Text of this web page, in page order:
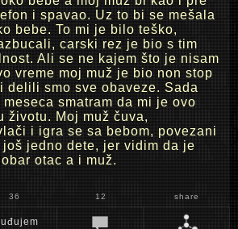
i spavao. Uz to bi se mešala
bebe. To mi je bilo teško,
carski rez je bio s tim
Ali se ne kajem što je nisam
vreme moj muž je bio non stop
delili smo sve obaveze. Sada
smatram da mi je ovo
životu. Moj muž čuva,
i igra se sa bebom, povezani
jedno dete, jer vidim da je
otac a i muž.
36 12 share